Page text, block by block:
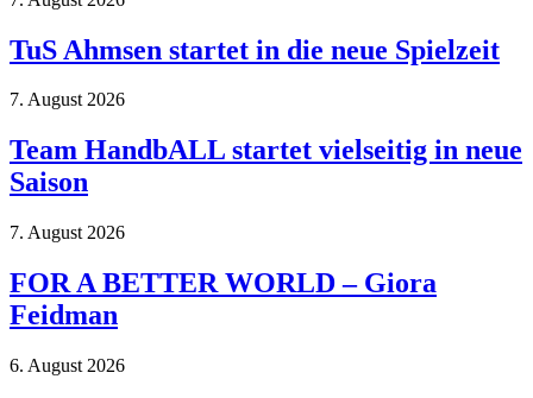
TuS Ahmsen startet in die neue Spielzeit
7. August 2026
Team HandbALL startet vielseitig in neue
Saison
7. August 2026
FOR A BETTER WORLD – Giora
Feidman
6. August 2026